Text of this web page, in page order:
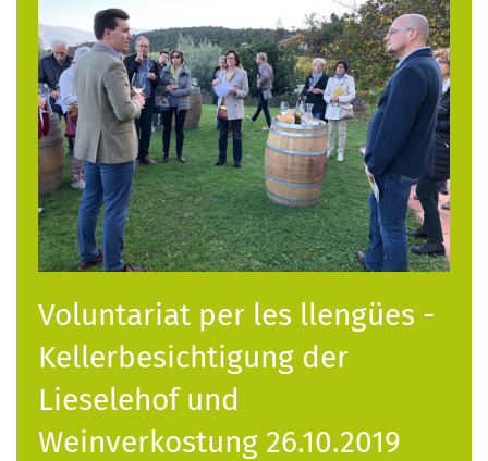
Voluntariat per les llengües -
Kellerbesichtigung der
Lieselehof und
Weinverkostung 26.10.2019